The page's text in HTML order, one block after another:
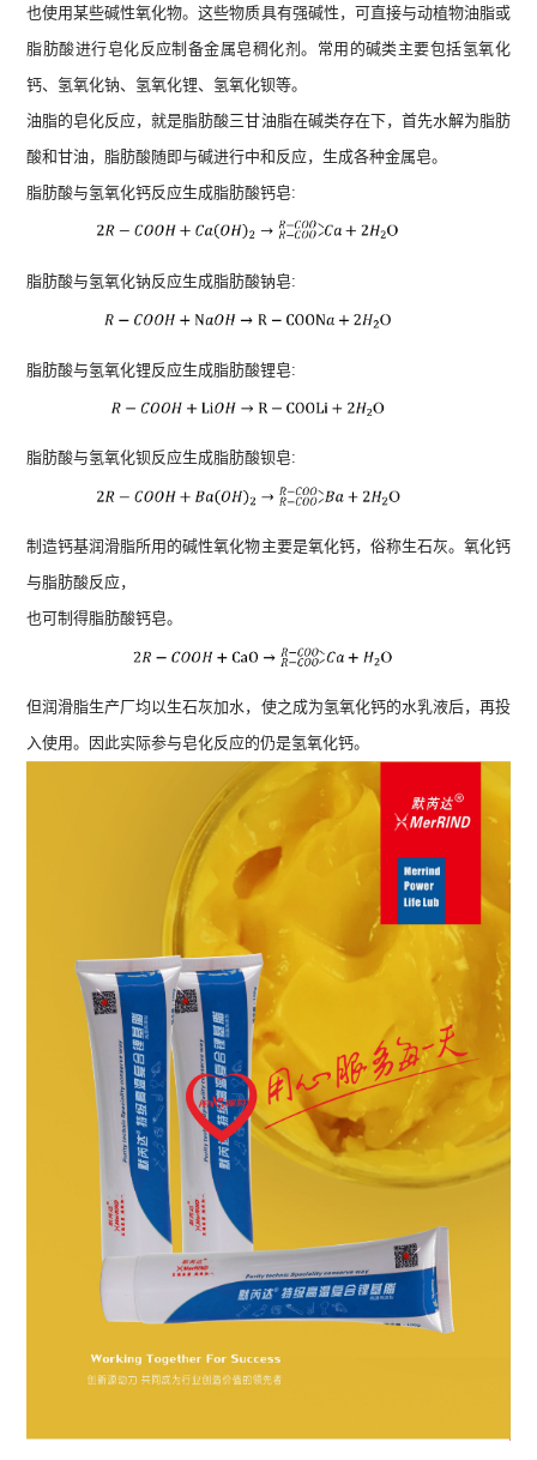
也使用某些碱性氧化物。这些物质具有强碱性，可直接与动植物油脂或
脂肪酸进行皂化反应制备金属皂稠化剂。常用的碱类主要包括氢氧化
钙、氢氧化钠、氢氧化锂、氢氧化钡等。
油脂的皂化反应，就是脂肪酸三甘油脂在碱类存在下，首先水解为脂肪
酸和甘油，脂肪酸随即与碱进行中和反应，生成各种金属皂。
脂肪酸与氢氧化钙反应生成脂肪酸钙皂:
脂肪酸与氢氧化钠反应生成脂肪酸钠皂:
脂肪酸与氢氧化锂反应生成脂肪酸锂皂:
脂肪酸与氢氧化钡反应生成脂肪酸钡皂:
制造钙基润滑脂所用的碱性氧化物主要是氧化钙，俗称生石灰。氧化钙
与脂肪酸反应，
也可制得脂肪酸钙皂。
但润滑脂生产厂均以生石灰加水，使之成为氢氧化钙的水乳液后，再投
入使用。因此实际参与皂化反应的仍是氢氧化钙。